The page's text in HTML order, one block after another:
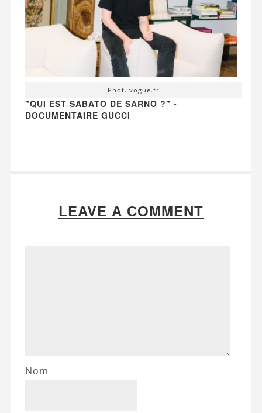
Phot. vogue.fr
"QUI EST SABATO DE SARNO ?" -
DOCUMENTAIRE GUCCI
LEAVE A COMMENT
Nom